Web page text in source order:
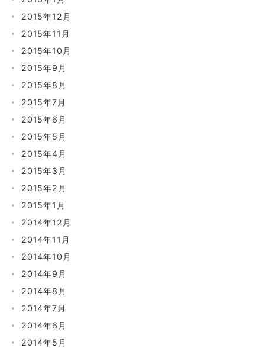
2015年12月
2015年11月
2015年10月
2015年9月
2015年8月
2015年7月
2015年6月
2015年5月
2015年4月
2015年3月
2015年2月
2015年1月
2014年12月
2014年11月
2014年10月
2014年9月
2014年8月
2014年7月
2014年6月
2014年5月